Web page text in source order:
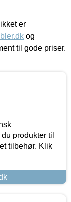
er
og
til gode priser.
produkter til
tilbehør. Klik